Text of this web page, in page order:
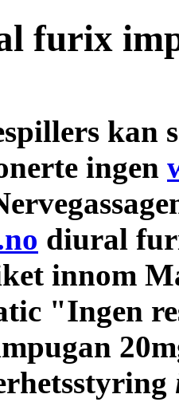
furix
kan
ingen
diural
innom
"Ingen